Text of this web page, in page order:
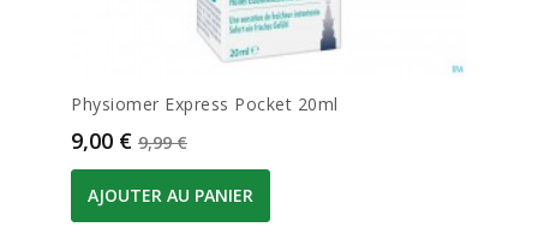
Physiomer Express Pocket 20ml
Prix
9,00 € Prix de base
9,99 €
AJOUTER AU PANIER